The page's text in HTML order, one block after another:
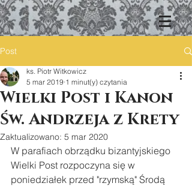
Post
Wielki Post i Kanon
Św. Andrzeja z Krety
ks. Piotr Witkowicz
5 mar 2019 1 minut(y) czytania
Zaktualizowano: 5 mar 2020
W parafiach obrządku bizantyjskiego
Wielki Post rozpoczyna się w
poniedziałek przed "rzymską" Środą